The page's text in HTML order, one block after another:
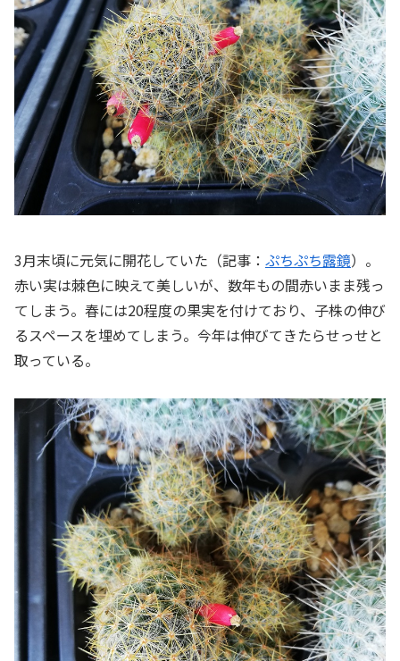
3月末頃に元気に開花していた（記事： ぷちぷち露鏡）。
赤い実は棘色に映えて美しいが、数年もの間赤いまま残っ
てしまう。春には20程度の果実を付けており、子株の伸び
るスペースを埋めてしまう。今年は伸びてきたらせっせと
取っている。